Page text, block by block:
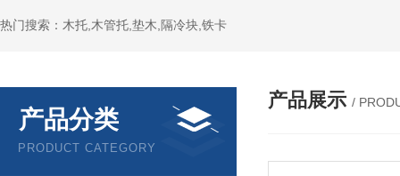
热门搜索：木托,木管托,垫木,隔冷块,铁卡
产品分类
PRODUCT CATEGORY
产品展示 /